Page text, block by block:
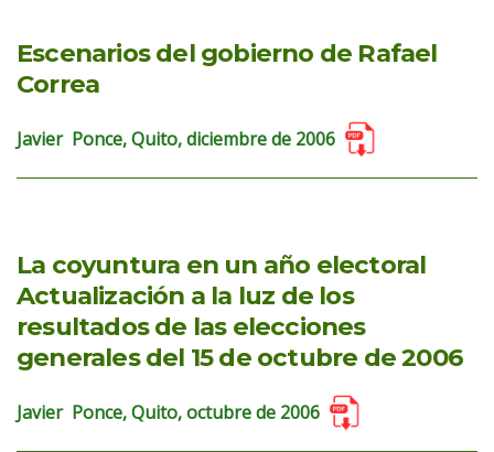
Escenarios del gobierno de Rafael
Correa
Javier Ponce, Quito, diciembre de 2006
La coyuntura en un año electoral
Actualización a la luz de los
resultados de las elecciones
generales del 15 de octubre de 2006
Javier Ponce, Quito, octubre de 2006